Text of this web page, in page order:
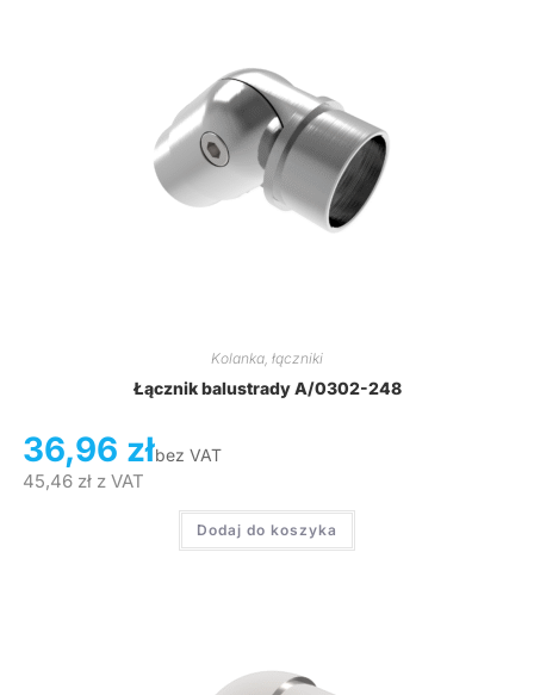
Kolanka, łączniki
Łącznik balustrady A/0302-248
36,96 złbez VAT
45,46 złz VAT
Dodaj do koszyka